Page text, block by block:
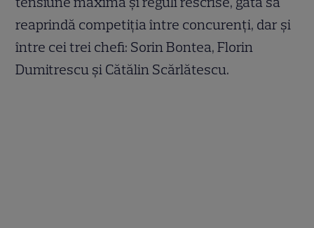
reaprindă competiția între concurenți, dar și
între cei trei chefi: Sorin Bontea, Florin
Dumitrescu și Cătălin Scărlătescu.